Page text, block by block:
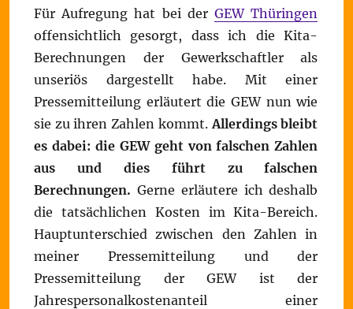
Für Aufregung hat bei derGEW Thüringen
offensichtlich gesorgt, dass ich die Kita-
Berechnungen der Gewerkschaftler als
unseriös dargestellt habe. Mit einer
Pressemitteilung erläutert die GEW nun wie
sie zu ihren Zahlen kommt.Allerdings bleibt
es dabei: die GEW geht von falschen Zahlen
aus und dies führt zu falschen
Berechnungen. Gerne erläutere ich deshalb
die tatsächlichen Kosten im Kita-Bereich.
Hauptunterschied zwischen den Zahlen in
meiner Pressemitteilung und der
Pressemitteilung der GEW ist der
Jahrespersonalkostenanteil einer